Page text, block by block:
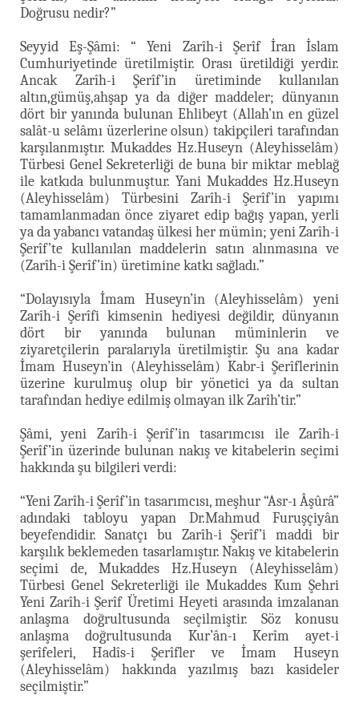
Doğrusu nedir?”
Seyyid Eş-Şâmi: “ Yeni Zarîh-i Şerîf İran İslam
Cumhuriyetinde üretilmiştir. Orası üretildiği yerdir.
Ancak Zarîh-i Şerîf’in üretiminde kullanılan
altın,gümüş,ahşap ya da diğer maddeler; dünyanın
dört bir yanında bulunan Ehlibeyt (Allah’ın en güzel
salât-u selâmı üzerlerine olsun) takipçileri tarafından
karşılanmıştır. Mukaddes Hz.Huseyn (Aleyhisselâm)
Türbesi Genel Sekreterliği de buna bir miktar meblağ
ile katkıda bulunmuştur. Yani Mukaddes Hz.Huseyn
(Aleyhisselâm) Türbesini Zarîh-i Şerîf’in yapımı
tamamlanmadan önce ziyaret edip bağış yapan, yerli
ya da yabancı vatandaş ülkesi her mümin; yeni Zarîh-i
Şerîf’te kullanılan maddelerin satın alınmasına ve
(Zarîh-i Şerîf’in) üretimine katkı sağladı.”
“Dolayısıyla İmam Huseyn’in (Aleyhisselâm) yeni
Zarîh-i Şerîfi kimsenin hediyesi değildir, dünyanın
dört bir yanında bulunan müminlerin ve
ziyaretçilerin paralarıyla üretilmiştir. Şu ana kadar
İmam Huseyn’in (Aleyhisselâm) Kabr-i Şerîflerinin
üzerine kurulmuş olup bir yönetici ya da sultan
tarafından hediye edilmiş olmayan ilk Zarîh’tir.”
Şâmi, yeni Zarîh-i Şerîf’in tasarımcısı ile Zarîh-i
Şerîf’in üzerinde bulunan nakış ve kitabelerin seçimi
hakkında şu bilgileri verdi:
“Yeni Zarîh-i Şerîf’in tasarımcısı, meşhur “Asr-ı Âşûrâ”
adındaki tabloyu yapan Dr.Mahmud Furuşçiyân
beyefendidir. Sanatçı bu Zarîh-i Şerîf’i maddi bir
karşılık beklemeden tasarlamıştır. Nakış ve kitabelerin
seçimi de, Mukaddes Hz.Huseyn (Aleyhisselâm)
Türbesi Genel Sekreterliği ile Mukaddes Kum Şehri
Yeni Zarîh-i Şerîf Üretimi Heyeti arasında imzalanan
anlaşma doğrultusunda seçilmiştir. Söz konusu
anlaşma doğrultusunda Kur’ân-ı Kerîm ayet-i
şerîfeleri, Hadîs-i Şerîfler ve İmam Huseyn
(Aleyhisselâm) hakkında yazılmış bazı kasideler
seçilmiştir.”